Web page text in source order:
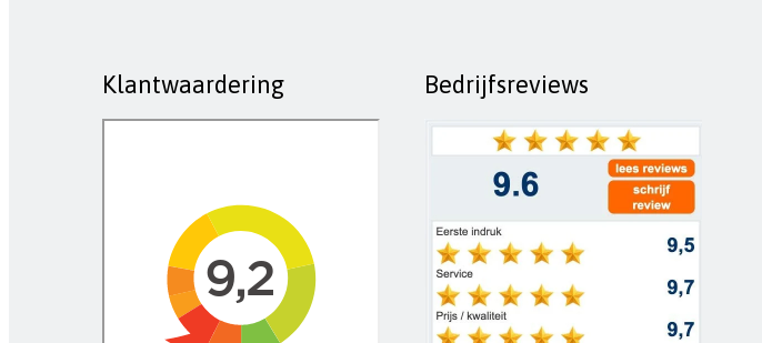
Klantwaardering Bedrijfsreviews